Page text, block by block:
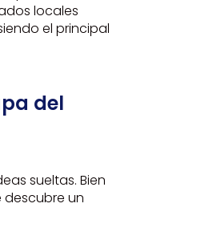
locales
el principal
del
sueltas. Bien
un